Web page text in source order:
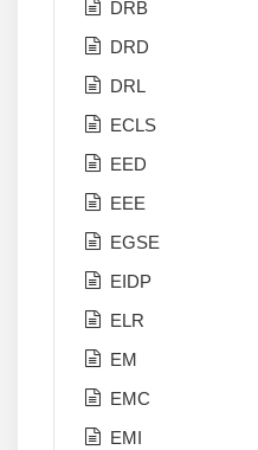
DRB
DRD
DRL
ECLS
EED
EEE
EGSE
EIDP
ELR
EM
EMC
EMI